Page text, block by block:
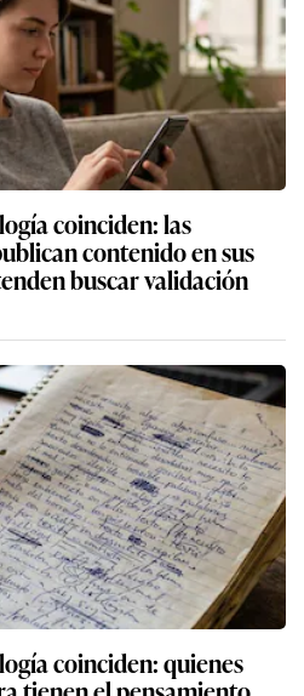
coinciden: las
contenido en sus
buscar validación
coinciden: quienes